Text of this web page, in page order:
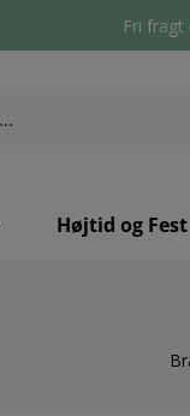
Fri fragt
Højtid og Fest